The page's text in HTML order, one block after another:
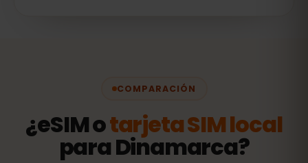
COMPARACIÓN
¿eSIM otarjeta SIM local
para Dinamarca?